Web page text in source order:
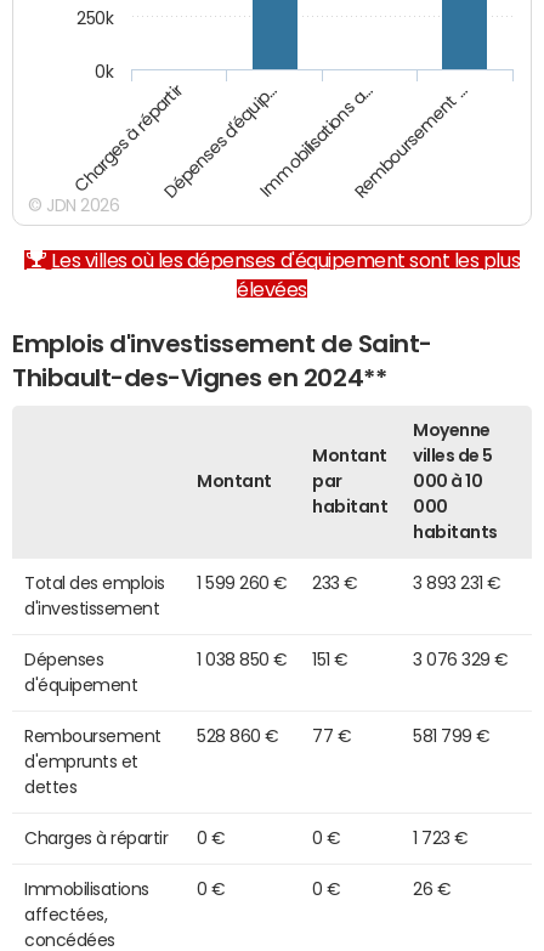
Charges à répartirDépenses d'équip…Immobilisations a…Remboursement …
0k
250k
© JDN 2026
Les villes où les dépenses d'équipement sont les plus
élevées
Emplois d'investissement de Saint-
Thibault-des-Vignes en 2024**
Montant
Montant
par
habitant
Moyenne
villes de 5
000 à 10
000
habitants
Total des emplois
d'investissement
1 599 260 € 233 € 3 893 231 €
Dépenses
d'équipement
1 038 850 € 151 € 3 076 329 €
Remboursement
d'emprunts et
dettes
528 860 € 77 € 581 799 €
Charges à répartir 0 € 0 € 1 723 €
Immobilisations
affectées,
concédées
0 € 0 € 26 €